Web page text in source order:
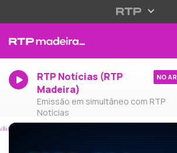
RTP Notícias (RTP
Madeira)
Emissão em simultâneo com RTP
Notícias
NO AR